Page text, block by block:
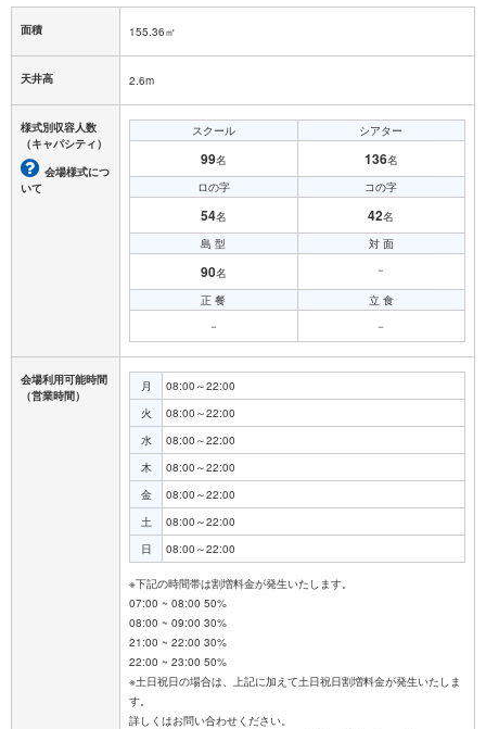
面積 155.36㎡
天井高 2.6m
様式別収容人数
（キャパシティ）
会場様式につ
いて
スクール
99名
シアター
136名
ロの字
54名
コの字
42名
島 型
90名
対 面
－
正 餐
－
立 食
－
会場利用可能時間
（営業時間）
月
08:00～22:00
火
08:00～22:00
水
08:00～22:00
木
08:00～22:00
金
08:00～22:00
土
08:00～22:00
日
08:00～22:00
※下記の時間帯は割増料金が発生いたします。
07:00 ~ 08:00 50%
08:00 ~ 09:00 30%
21:00 ~ 22:00 30%
22:00 ~ 23:00 50%
※土日祝日の場合は、上記に加えて土日祝日割増料金が発生いたしま
す。
詳しくはお問い合わせください。